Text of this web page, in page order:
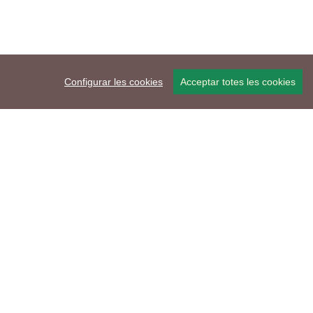
Configurar les cookies Acceptar totes les cookies